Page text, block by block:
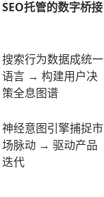
SEO托管的数字桥接
搜索行为数据成统一
语言 → 构建用户决
策全息图谱
神经意图引擎捕捉市
场脉动 → 驱动产品
迭代